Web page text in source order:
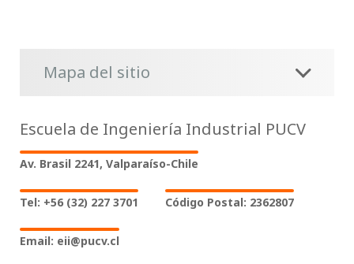
Mapa del sitio
Escuela de Ingeniería Industrial PUCV
Av. Brasil 2241, Valparaíso-Chile
Tel: +56 (32) 227 3701 Código Postal: 2362807
Email: eii@pucv.cl